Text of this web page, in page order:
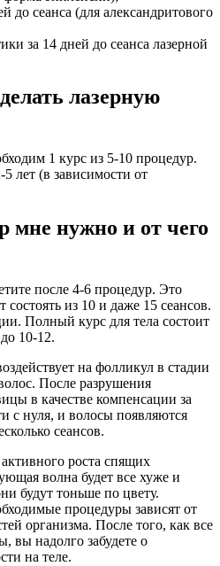
до сеанса (для александритового
за 14 дней до сеанса лазерной
лазерную
1 курс из 5-10 процедур.
лет (в зависимости от
мне нужно и от чего
после 4-6 процедур. Это
из 10 и даже 15 сеансов.
Полный курс для тела состоит
10-12.
на фолликул в стадии
После разрушения
в качестве компенсации за
с нуля, и волосы появляются
сеансов.
роста спящих
волна будет все хуже и
будут тоньше по цвету.
процедуры зависят от
организма. После того, как все
вы надолго забудете о
на теле.